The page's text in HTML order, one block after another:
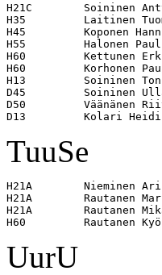
H21C        Soininen
H35         Laitinen
H45         Koponen
H55         Halonen
H60         Kettunen
H60         Korhonen
H13         Soininen
D45         Soininen
D50         Väänänen
TuuSe
H21A        Nieminen
H21A        Rautanen
H21A        Rautanen
UurU